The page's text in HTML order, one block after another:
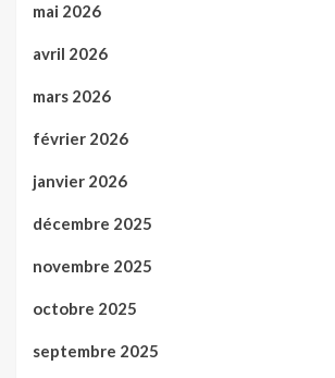
mai 2026
avril 2026
mars 2026
février 2026
janvier 2026
décembre 2025
novembre 2025
octobre 2025
septembre 2025